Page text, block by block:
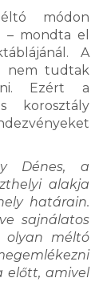
módon
– mondta el
A
nem tudtak
Ezért a
korosztály
Dénes, a
alakja
határain.
sajnálatos
olyan méltó
előtt, amivel